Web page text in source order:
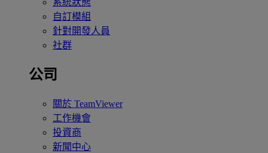
自訂模組
針對開發人員
社群
公司
關於 TeamViewer
工作機會
投資商
新聞中心